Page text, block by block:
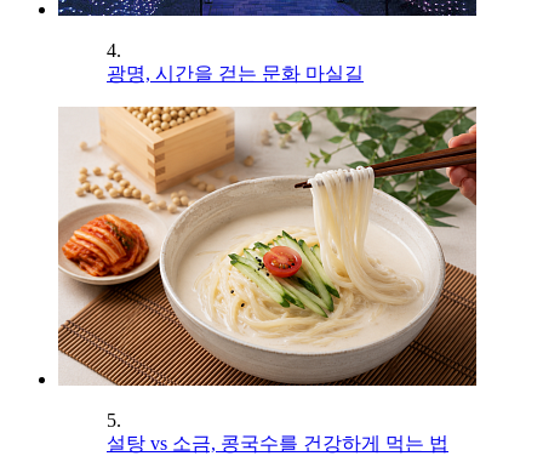
4.
광명, 시간을 걷는 문화 마실길
5.
설탕 vs 소금, 콩국수를 건강하게 먹는 법